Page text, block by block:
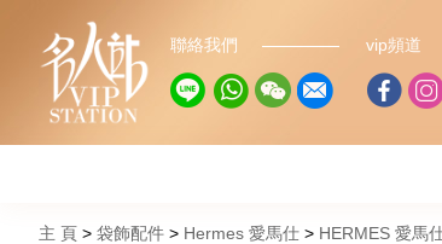
聯絡我們 vip頻道
主 頁 袋飾配件 Hermes 愛馬仕 HERMES 愛馬